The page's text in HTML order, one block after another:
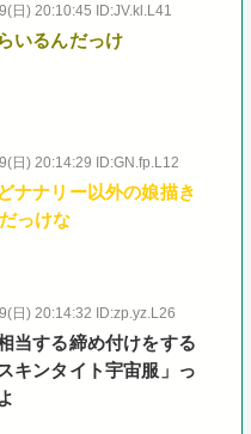
日) 20:10:45 ID:JV.kl.L41
いるんだっけ
日) 20:14:29 ID:GN.fp.L12
ナナリー以外の娘描き
っけな
日) 20:14:32 ID:zp.yz.L26
当する締め付けをする
キンタイト宇宙服」っ